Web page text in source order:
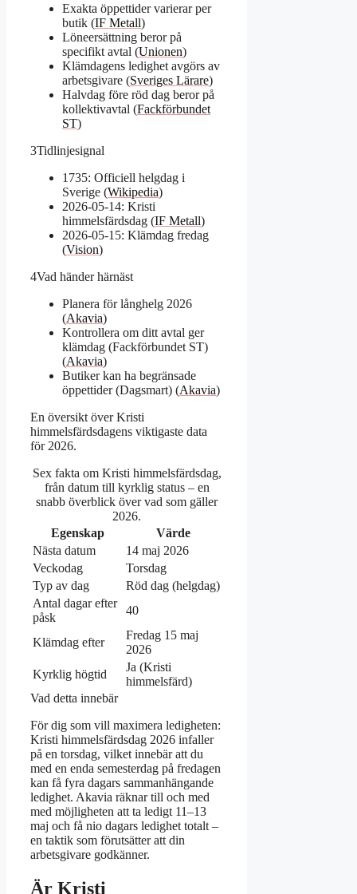
Exakta öppettider varierar per
butik (IF Metall)
Löneersättning beror på
specifikt avtal (Unionen)
Klämdagens ledighet avgörs av
arbetsgivare (Sveriges Lärare)
Halvdag före röd dag beror på
kollektivavtal (Fackförbundet
ST)
3Tidlinjesignal
1735: Officiell helgdag i
Sverige (Wikipedia)
2026-05-14: Kristi
himmelsfärdsdag (IF Metall)
2026-05-15: Klämdag fredag
(Vision)
4Vad händer härnäst
Planera för långhelg 2026
(Akavia)
Kontrollera om ditt avtal ger
klämdag (Fackförbundet ST)
(Akavia)
Butiker kan ha begränsade
öppettider (Dagsmart) (Akavia)
En översikt över Kristi
himmelsfärdsdagens viktigaste data
för 2026.
Sex fakta om Kristi himmelsfärdsdag,
från datum till kyrklig status – en
snabb överblick över vad som gäller
2026.
Egenskap
Värde
Nästa datum
14 maj 2026
Veckodag
Torsdag
Typ av dag
Röd dag (helgdag)
Antal dagar efter
påsk
40
Klämdag efter
Fredag 15 maj
2026
Kyrklig högtid
Ja (Kristi
himmelsfärd)
Vad detta innebär
För dig som vill maximera ledigheten:
Kristi himmelsfärdsdag 2026 infaller
på en torsdag, vilket innebär att du
med en enda semesterdag på fredagen
kan få fyra dagars sammanhängande
ledighet. Akavia räknar till och med
med möjligheten att ta ledigt 11–13
maj och få nio dagars ledighet totalt –
en taktik som förutsätter att din
arbetsgivare godkänner.
Är Kristi